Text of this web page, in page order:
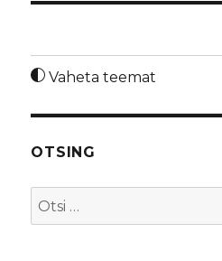
Vaheta teemat
OTSING
Otsi: